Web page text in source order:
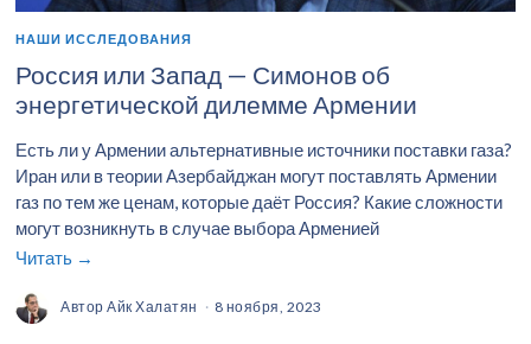
НАШИ ИССЛЕДОВАНИЯ
Россия или Запад — Симонов об
энергетической дилемме Армении
Есть ли у Армении альтернативные источники поставки газа?
Иран или в теории Азербайджан могут поставлять Армении
газ по тем же ценам, которые даёт Россия? Какие сложности
могут возникнуть в случае выбора Арменией
Читать →
АвторАйк Халатян 8 ноября, 2023